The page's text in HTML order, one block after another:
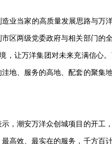
业当家的高质量发展思路与万
区两级党委政府与相关部门的
，让万洋集团对未来充满信心
地、服务的高地、配套的聚集
，潮安万洋众创城项目的开工
高效、最实在的服务，千方百